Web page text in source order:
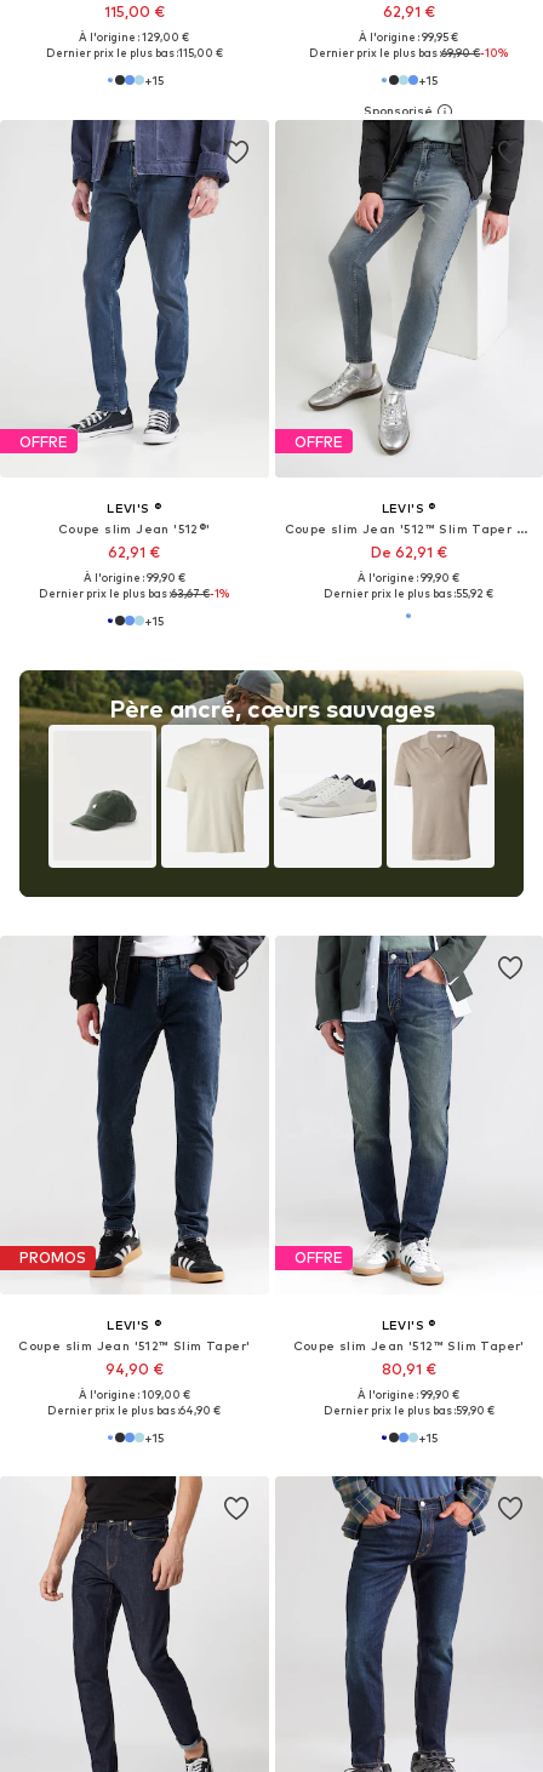
115,00 €
À l'origine : 129,00 €
Dernier prix le plus bas :115,00 €
+15
62,91 €
À l'origine : 99,95 €
Dernier prix le plus bas :69,90 €-10%
+15
OFFRE
LEVI'S ®
Coupe slim Jean '512®'
62,91 €
À l'origine : 99,90 €
Dernier prix le plus bas :63,67 €-1%
+15
Père ancré, cœurs sauvages
OFFRE
LEVI'S ®
Coupe slim Jean '512™ Slim Taper Jeans'
De 62,91 €
À l'origine : 99,90 €
Dernier prix le plus bas :55,92 €
PROMOS
LEVI'S ®
Coupe slim Jean '512™ Slim Taper'
94,90 €
À l'origine : 109,00 €
Dernier prix le plus bas :64,90 €
+15
OFFRE
LEVI'S ®
Coupe slim Jean '512™ Slim Taper'
80,91 €
À l'origine : 99,90 €
Dernier prix le plus bas :59,90 €
+15